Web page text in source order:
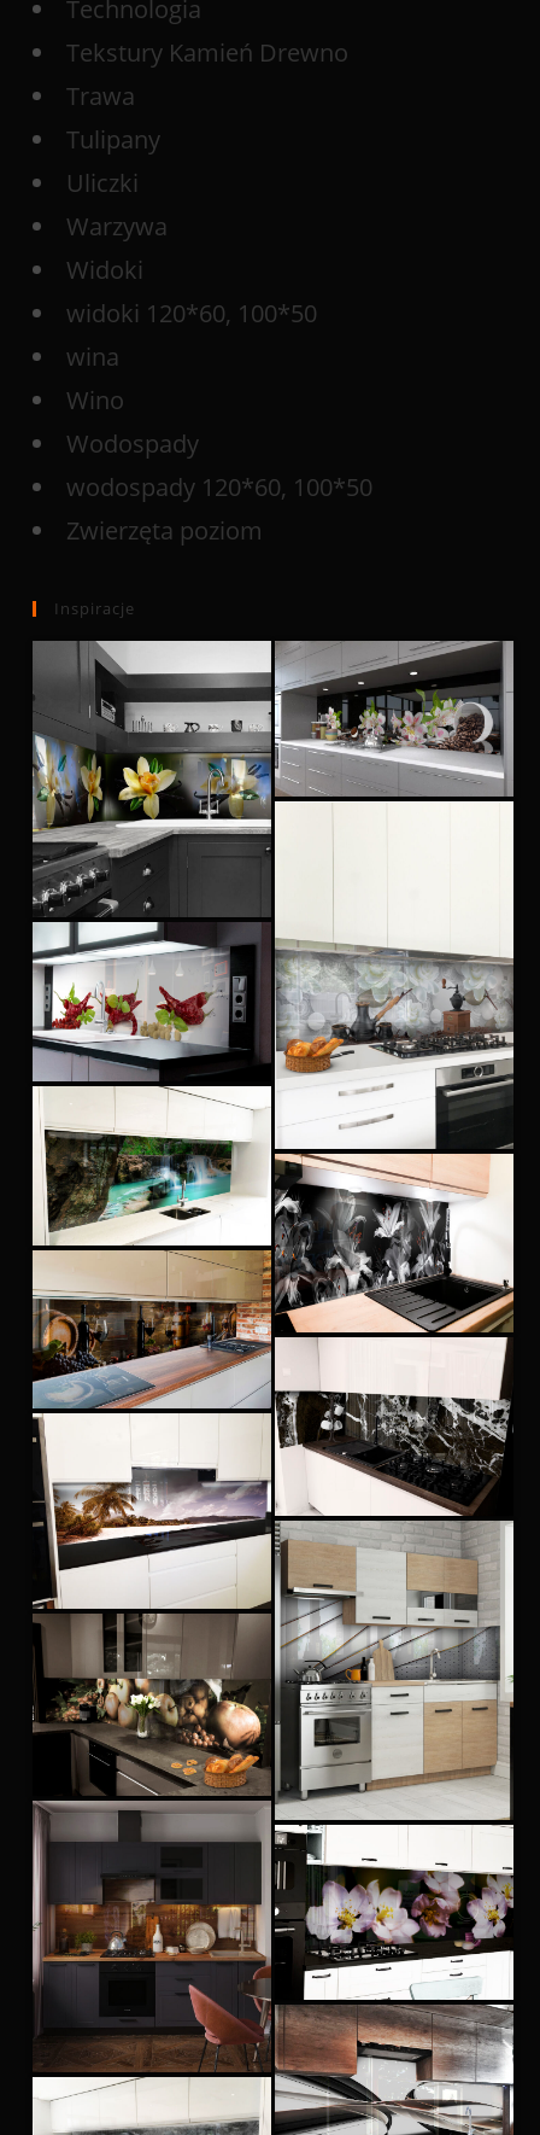
Technologia
Tekstury Kamień Drewno
Trawa
Tulipany
Uliczki
Warzywa
Widoki
widoki 120*60, 100*50
wina
Wino
Wodospady
wodospady 120*60, 100*50
Zwierzęta poziom
Inspiracje